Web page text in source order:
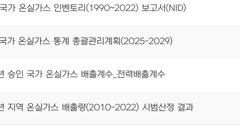
가 온실가스 인벤토리(1990~2022) 보고서(NID)
가 온실가스 통계 총괄관리계획(2025-2029)
승인 국가 온실가스 배출계수_전력배출계수
지역 온실가스 배출량(2010-2022) 시범산정 결과